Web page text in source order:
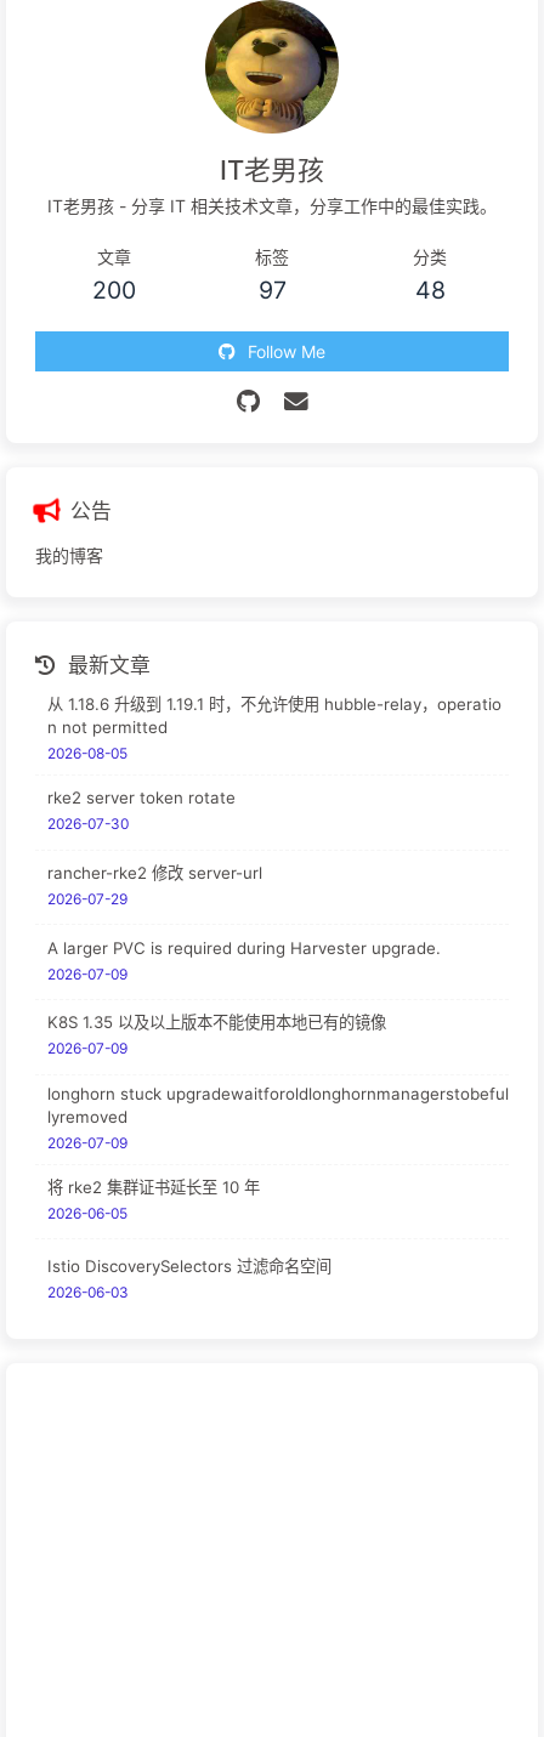
IT老男孩
IT老男孩 - 分享 IT 相关技术文章，分享工作中的最佳实践。
文章
200
标签
97
分类
48
Follow Me
公告
我的博客
最新文章
从 1.18.6 升级到 1.19.1 时，不允许使用 hubble-relay，operatio
n not permitted
2026-08-05
rke2 server token rotate
2026-07-30
rancher-rke2 修改 server-url
2026-07-29
A larger PVC is required during Harvester upgrade.
2026-07-09
K8S 1.35 以及以上版本不能使用本地已有的镜像
2026-07-09
longhorn stuck upgradewaitforoldlonghornmanagerstobeful
lyremoved
2026-07-09
将 rke2 集群证书延长至 10 年
2026-06-05
Istio DiscoverySelectors 过滤命名空间
2026-06-03